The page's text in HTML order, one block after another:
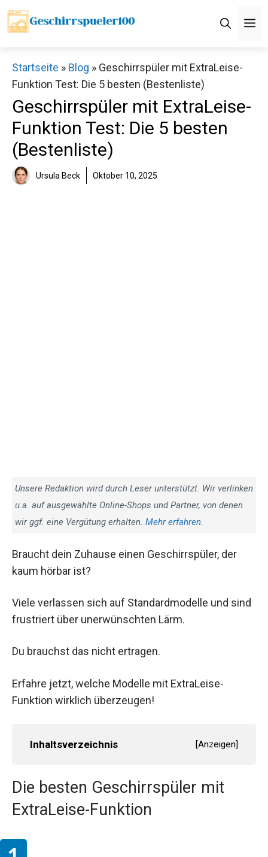
Zum
Inhalt
Startseite » Blog » Geschirrspüler mit ExtraLeise-
Funktion Test: Die 5 besten (Bestenliste)
Geschirrspüler mit ExtraLeise-
Funktion Test: Die 5 besten
(Bestenliste)
Ursula Beck Oktober 10, 2025
Unsere Redaktion wird durch Leser unterstützt. Wir verlinken
u.a. auf ausgewählte Online-Shops und Partner, von denen
wir ggf. eine Vergütung erhalten. Mehr erfahren.
Braucht dein Zuhause einen Geschirrspüler, der
kaum hörbar ist?
Viele verlassen sich auf Standardmodelle und sind
frustriert über unerwünschten Lärm.
Du brauchst das nicht ertragen.
Erfahre jetzt, welche Modelle mit ExtraLeise-
Funktion wirklich überzeugen!
Inhaltsverzeichnis [Anzeigen]
Die besten Geschirrspüler mit
ExtraLeise-Funktion